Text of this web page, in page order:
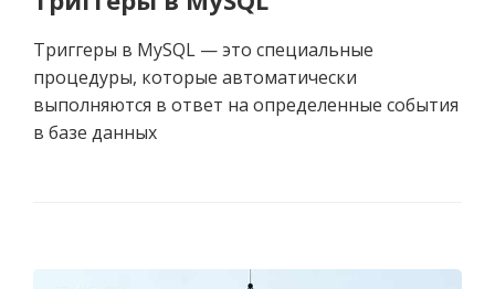
Триггеры в MySQL — это специальные
процедуры, которые автоматически
выполняются в ответ на определенные события
в базе данных